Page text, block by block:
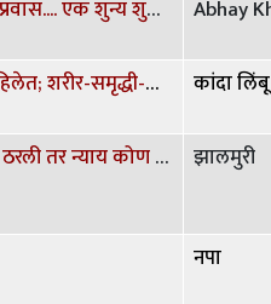
१ लाख किमी सायकल प्रवास.... एक शुन्य शुन्य शुन्य शुन्य शुन्य Abhay
...अजून सहाच महिने राहिलेत; शरीर-समृद्धी-संकल्प पूर्ण करा कांदा लिंबू
न्यायव्यवस्थाच अपयशी ठरली तर न्याय कोण देणार? Citizen Vigilante (2026) झालमुरी
नपा